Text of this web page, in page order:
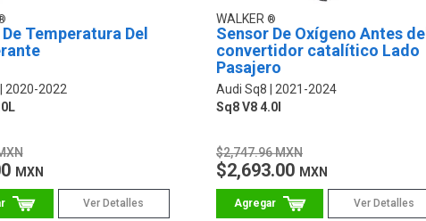
Temperatura Del
2020-2022
MXN
Ver Detalles
WALKER
Sensor De Oxígeno Antes del
convertidor catalítico Lado
Pasajero
Audi Sq8
2021-2024
Sq8 V8 4.0l
$2,747.96 MXN
$2,693.00 MXN
Ver Detalles